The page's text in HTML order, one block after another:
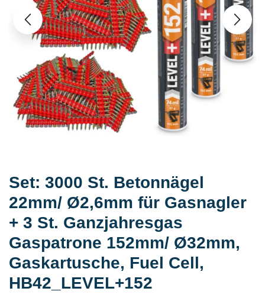
Set: 3000 St. Betonnägel
22mm/ Ø2,6mm für Gasnagler
+ 3 St. Ganzjahresgas
Gaspatrone 152mm/ Ø32mm,
Gaskartusche, Fuel Cell,
HB42_LEVEL+152